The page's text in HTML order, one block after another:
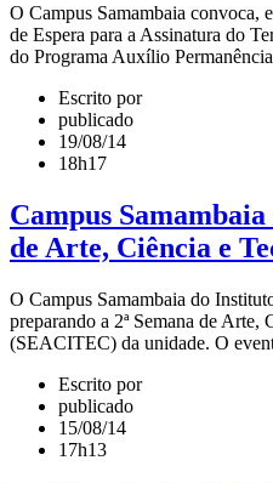
O Campus Samambaia convoca,
de Espera para a Assinatura do
do Programa Auxílio
Escrito por
publicado
19/08/14
18h17
Campus
de Arte, Ciência e
O Campus Samambaia do
preparando a 2ª Semana de Arte,
(SEACITEC) da unidade. O
Escrito por
publicado
15/08/14
17h13